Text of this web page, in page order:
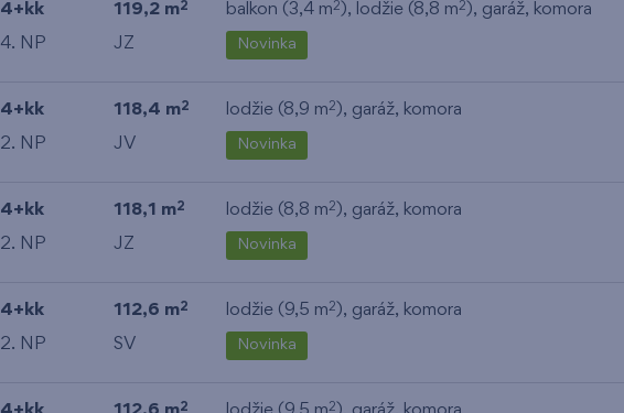
4+kk 119,2 m2 balkon (3,4 m2 ), lodžie (8,8 m2 ), garáž, komora
4. NP JZ Novinka
4+kk 118,4 m2 lodžie (8,9 m2 ), garáž, komora
2. NP JV Novinka
4+kk 118,1 m2 lodžie (8,8 m2 ), garáž, komora
2. NP JZ Novinka
4+kk 112,6 m2 lodžie (9,5 m2 ), garáž, komora
2. NP SV Novinka
2 2